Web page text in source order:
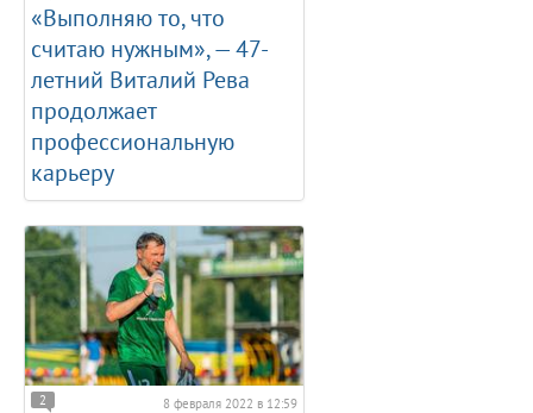
«Выполняю то, что
считаю нужным», — 47-
летний Виталий Рева
продолжает
профессиональную
карьеру
2 8 февраля 2022 в 12:59